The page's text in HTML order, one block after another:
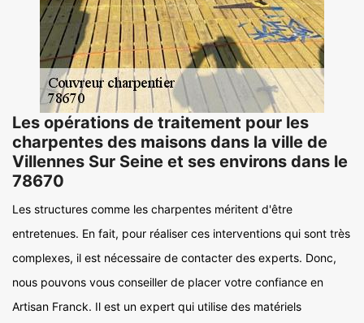
Les opérations de traitement pour les
charpentes des maisons dans la ville de
Villennes Sur Seine et ses environs dans le
78670
Les structures comme les charpentes méritent d'être
entretenues. En fait, pour réaliser ces interventions qui sont très
complexes, il est nécessaire de contacter des experts. Donc,
nous pouvons vous conseiller de placer votre confiance en
Artisan Franck. Il est un expert qui utilise des matériels